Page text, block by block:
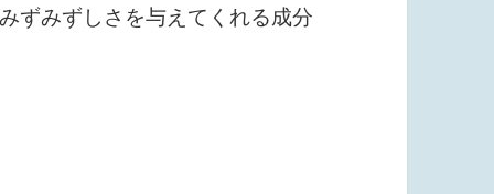
ずみずしさを与えてくれる成分